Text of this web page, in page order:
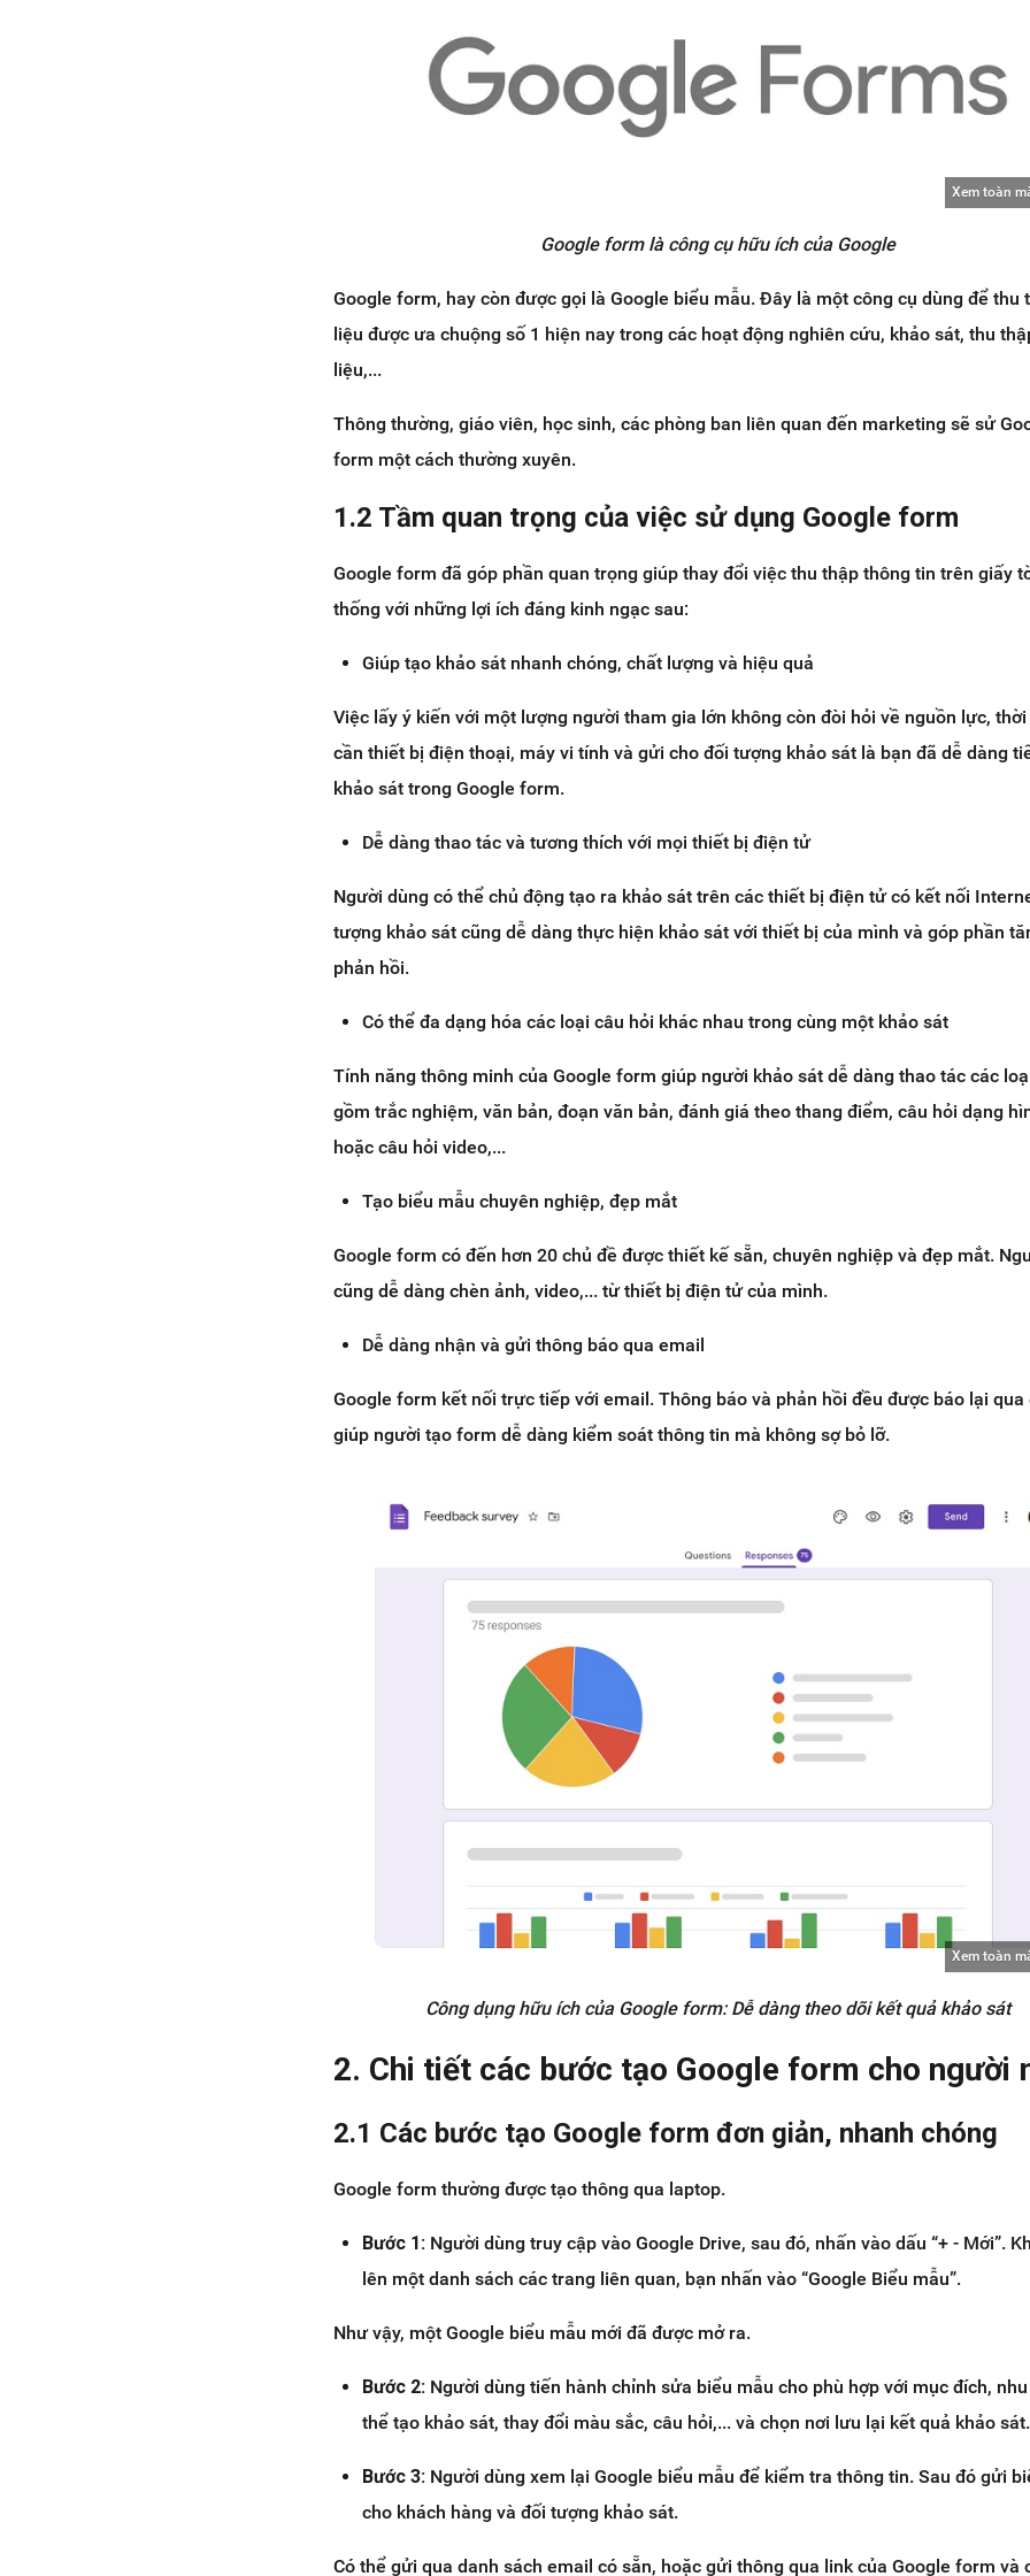
Xem toàn
Google form là công cụ hữu ích của Google
Google form, hay còn được gọi là Google biểu mẫu. Đây là một công cụ dùng để thu
liệu được ưa chuộng số 1 hiện nay trong các hoạt động nghiên cứu, khảo sát, thu
liệu,...
Thông thường, giáo viên, học sinh, các phòng ban liên quan đến marketing sẽ sử
form một cách thường xuyên.
1.2 Tầm quan trọng của việc sử dụng Google form
Google form đã góp phần quan trọng giúp thay đổi việc thu thập thông tin trên giấy
thống với những lợi ích đáng kinh ngạc sau:
Giúp tạo khảo sát nhanh chóng, chất lượng và hiệu quả
Việc lấy ý kiến với một lượng người tham gia lớn không còn đòi hỏi về nguồn lực, thời
cần thiết bị điện thoại, máy vi tính và gửi cho đối tượng khảo sát là bạn đã dễ dàng
khảo sát trong Google form.
Dễ dàng thao tác và tương thích với mọi thiết bị điện tử
Người dùng có thể chủ động tạo ra khảo sát trên các thiết bị điện tử có kết nối
tượng khảo sát cũng dễ dàng thực hiện khảo sát với thiết bị của mình và góp phần
phản hồi.
Có thể đa dạng hóa các loại câu hỏi khác nhau trong cùng một khảo sát
Tính năng thông minh của Google form giúp người khảo sát dễ dàng thao tác các
gồm trắc nghiệm, văn bản, đoạn văn bản, đánh giá theo thang điểm, câu hỏi dạng
hoặc câu hỏi video,...
Tạo biểu mẫu chuyên nghiệp, đẹp mắt
Google form có đến hơn 20 chủ đề được thiết kế sẵn, chuyên nghiệp và đẹp mắt.
cũng dễ dàng chèn ảnh, video,... từ thiết bị điện tử của mình.
Dễ dàng nhận và gửi thông báo qua email
Google form kết nối trực tiếp với email. Thông báo và phản hồi đều được báo lại qua
giúp người tạo form dễ dàng kiểm soát thông tin mà không sợ bỏ lỡ.
Xem toàn
Công dụng hữu ích của Google form: Dễ dàng theo dõi kết quả khảo sát
2. Chi tiết các bước tạo Google form cho người
2.1 Các bước tạo Google form đơn giản, nhanh chóng
Google form thường được tạo thông qua laptop.
Bước 1: Người dùng truy cập vào Google Drive, sau đó, nhấn vào dấu “+ - Mới”.
lên một danh sách các trang liên quan, bạn nhấn vào “Google Biểu mẫu”.
Như vậy, một Google biểu mẫu mới đã được mở ra.
Bước 2: Người dùng tiến hành chỉnh sửa biểu mẫu cho phù hợp với mục đích, nhu
thể tạo khảo sát, thay đổi màu sắc, câu hỏi,... và chọn nơi lưu lại kết quả khảo sát.
Bước 3: Người dùng xem lại Google biểu mẫu để kiểm tra thông tin. Sau đó gửi
cho khách hàng và đối tượng khảo sát.
Có thể gửi qua danh sách email có sẵn, hoặc gửi thông qua link của Google form và